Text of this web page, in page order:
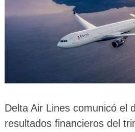
Delta Air Lines comunicó el
resultados financieros del